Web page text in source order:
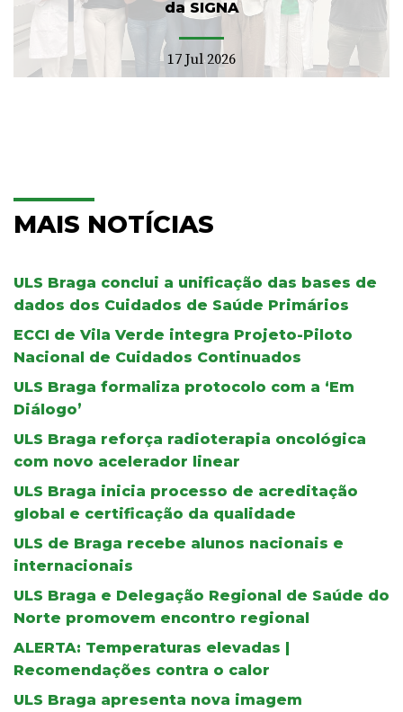
da SIGNA
17 Jul 2026
MAIS NOTÍCIAS
ULS Braga conclui a unificação das bases de
dados dos Cuidados de Saúde Primários
ECCI de Vila Verde integra Projeto-Piloto
Nacional de Cuidados Continuados
ULS Braga formaliza protocolo com a ‘Em
Diálogo’
ULS Braga reforça radioterapia oncológica
com novo acelerador linear
ULS Braga inicia processo de acreditação
global e certificação da qualidade
ULS de Braga recebe alunos nacionais e
internacionais
ULS Braga e Delegação Regional de Saúde do
Norte promovem encontro regional
ALERTA: Temperaturas elevadas |
Recomendações contra o calor
ULS Braga apresenta nova imagem